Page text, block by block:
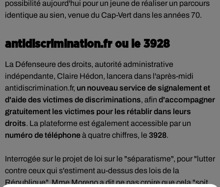
possibilité aujourd'hui pour un jeune de réaliser un parcours
identique au sien, venue du Cap-Vert dans les années 70.
antidiscrimination.fr ou le 3928
La Défenseure des droits, autorité administrative
indépendante, Claire Hédon, lancera dans l'après-midi
antidiscrimination.fr, un nouveau service de signalement et
d'aide des victimes de discriminations, afin d'accompagner
gratuitement les victimes pour les rétablir dans leurs
droits. La plateforme est également accessible par un
numéro de téléphoneà quatre chiffres, le 3928.
Interrogée sur le projet de loi sur le "séparatisme", pour "lutter
contre ceux qui s'estiment au-dessus des lois de la
République", Mme Moreno a dit ne pas croire que cela "soit